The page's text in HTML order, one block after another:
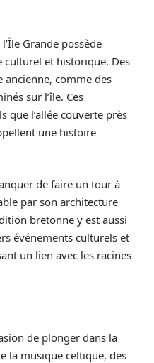
Grande possède
et historique. Des
ancienne, comme des
sur l’île. Ces
que l’allée couverte près
une histoire
de faire un tour à
par son architecture
bretonne y est aussi
événements culturels et
un lien avec les racines
de plonger dans la
la musique celtique, des